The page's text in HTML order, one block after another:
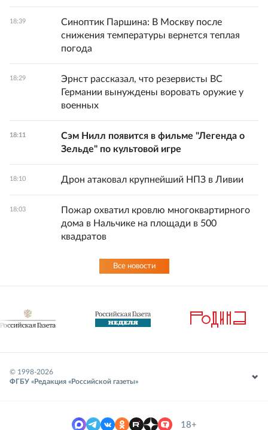
18:39
Синоптик Паршина: В Москву после
снижения температуры вернется теплая
погода
18:29
Эрнст рассказал, что резервисты ВС
Германии вынуждены воровать оружие у
военных
18:11
Сэм Нилл появится в фильме "Легенда о
Зельде" по культовой игре
18:10 Дрон атаковал крупнейший НПЗ в Ливии
18:03
Пожар охватил кровлю многоквартирного
дома в Нальчике на площади в 500
квадратов
Все новости
© 1998-2026
ФГБУ «Редакция «Российской газеты»
18+